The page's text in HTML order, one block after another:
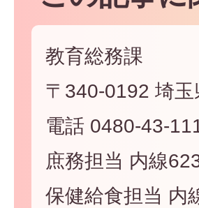
教育総務課
〒340-0192 埼
電話 0480-43-
庶務担当 内線
保健給食担当 内